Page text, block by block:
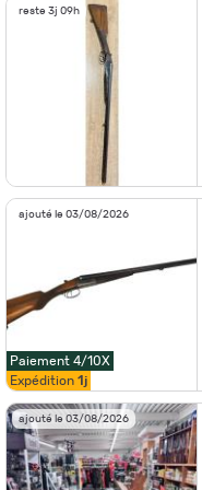
reste 3j 09h
ajouté le 03/08/2026
Paiement 4/10X
Expédition 1j
ajouté le 03/08/2026